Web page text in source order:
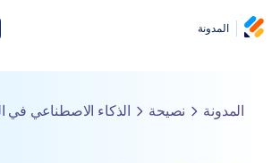
المدونة
المدونة نصيحة